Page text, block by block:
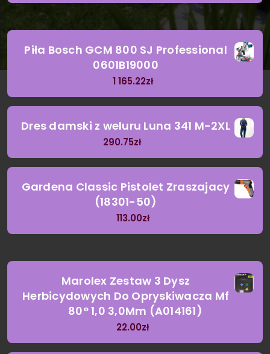
Piła Bosch GCM 800 SJ Professional
0601B19000
1 165.22zł
Dres damski z weluru Luna 341 M-2XL
290.75zł
Gardena Classic Pistolet Zraszajacy
(18301-50)
113.00zł
Marolex Zestaw 3 Dysz
Herbicydowych Do Opryskiwacza Mf
80° 1,0 3,0Mm (A014161)
22.00zł